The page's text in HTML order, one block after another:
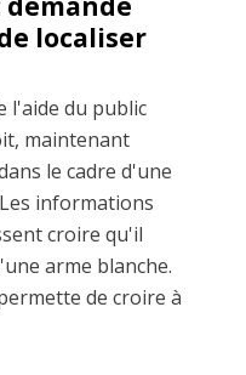
localiser
l'aide du public
maintenant
le cadre d'une
informations
croire qu'il
arme blanche.
de croire à